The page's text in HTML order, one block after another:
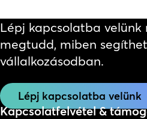
Lépj kapcsolatba velünk
megtudd, miben
vállalkozásodban.
Lépj kapcsolatba velünk
Kapcsolatfelvétel &